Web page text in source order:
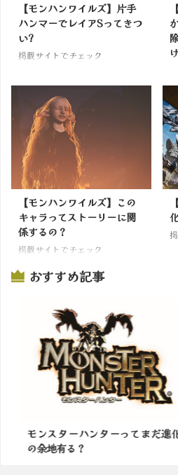
【モンハンワイルズ】片手
ハンマーでレイアSってきつ
い?
掲載サイトでチェック
【モンハンワイルズ】この
キャラってストーリーに関
係するの？
掲載サイトでチェック
おすすめ記事
まだ進化
モンハンブロガーが
で役立つ情報・小ネタ